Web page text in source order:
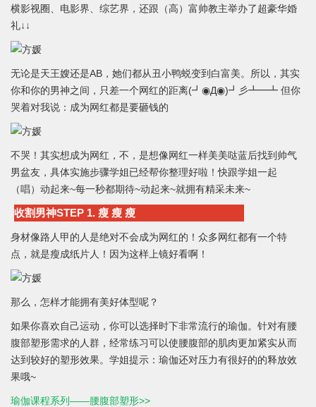
横影视圈、电影界、综艺界，还跟（高）富帅教主举办了超豪华婚
礼↓↓
无论是天王嫂还是AB，她们都从丑小鸭蜕变到白富美。所以，其实
你和你的男神之间，只差一个网红的距离(┛◉Д◉)┛彡┻━┻ 但你
哭着对我说：成为网红都是要砸钱的
不哭！其实想成为网红，不，是想像网红一样美美哒蓝后找到帅气
男盆友，具体实施步骤学姐已经帮你整理好啦！快跟学姐一起
（唱）动起来~每一秒都期待~动起来~就拥有精采未来~
收割男神STEP 1. 瘦 瘦 瘦
身材像路人甲的人是绝对不会成为网红的！众多网红都有一个特
点，就是瘦成纸片人！因为这样上镜好看啊！
那么，怎样才能拥有美好体型呢？
如果你喜欢自己运动，你可以选择时下非常流行的瑜伽。针对有腰
腹部塑形需求的人群，经常练习可以使腰腹部的肌肉更加紧实从而
达到较好的塑形效果。学姐提示：瑜伽还对压力有很好的的释放效
果哦~
瑜伽课程系列——腰腹部塑形>>